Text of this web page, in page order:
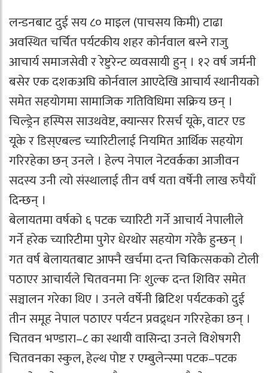
लन्डनबाट दुई सय ८० माइल (पाचसय किमी) टाढा
अवस्थित चर्चित पर्यटकीय शहर कोर्नवाल बस्ने राजु
आचार्य समाजसेवी र रेष्टुरेन्ट व्यवसायी हुन् । १२ वर्ष जर्मनी
बसेर एक दशकअघि कोर्नवाल आएदेखि आचार्य स्थानीयको
समेत सहयोगमा सामाजिक गतिविधिमा सक्रिय छन् ।
चिल्ड्रेन हस्पिस साउथवेष्ट, क्यान्सर रिसर्च यूके, वाटर एड
यूके र डिस्एबल्ड च्यारिटीलाई नियमित आर्थिक सहयोग
गरिरहेका छन् उनले । हेल्प नेपाल नेटवर्कका आजीवन
सदस्य उनी त्यो संस्थालाई तीन वर्ष यता वर्षेनी लाख रुपैयाँ
दिन्छन् ।
बेलायतमा वर्षको ६ पटक च्यारिटी गर्ने आचार्य नेपालीले
गर्ने हरेक च्यारिटीमा पुगेर धेरथोर सहयोग गरेकै हुन्छन् ।
गत वर्ष बेलायतबाट आफ्नै खर्चमा दन्त चिकित्सकको टोली
पठाएर आचार्यले चितवनमा निः शुल्क दन्त शिविर समेत
सञ्चालन गरेका थिए । उनले वर्षेनी ब्रिटिश पर्यटकको दुई
तीन समूह नेपाल पठाएर पर्यटन प्रवद्र्धन गरिरहेका छन् ।
चितवन भण्डारा–८ का स्थायी वासिन्दा उनले विशेषगरी
चितवनका स्कुल, हेल्थ पोष्ट र एम्बुलेन्स्मा पटक–पटक